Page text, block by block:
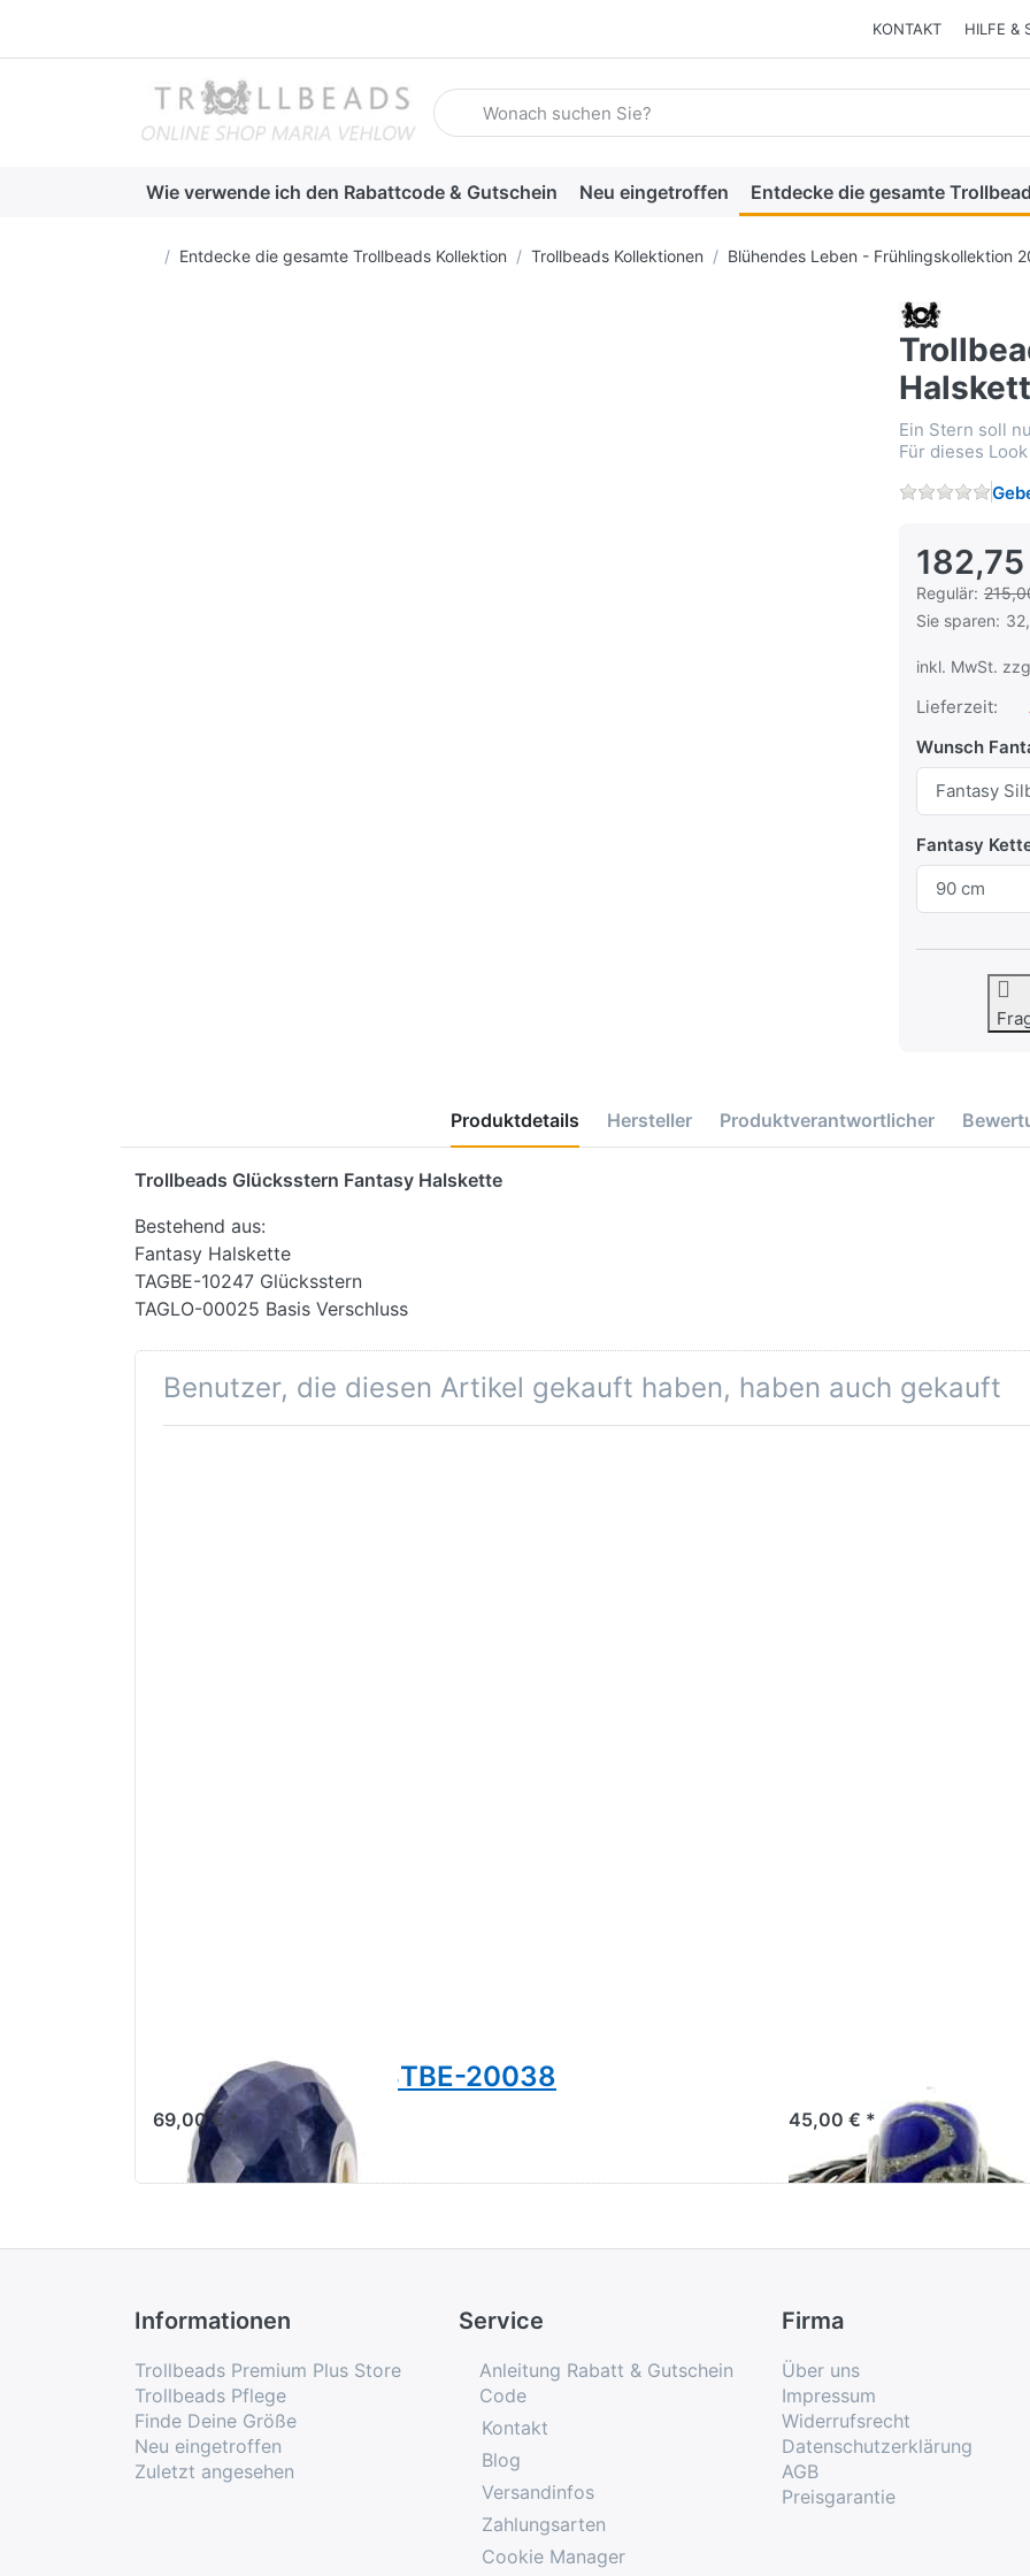
KONTAKT HILFE &
Geben Sie einen Suchbegriff ein. Während Sie tippen, erscheinen
Wie verwende ich den Rabattcode & Gutschein Neu eingetroffen Entdecke die gesamte
Startseite
Entdecke die gesamte Trollbeads Kollektion Trollbeads Kollektionen Blühendes Leben - Frühlingskollektion
Ein Stern soll
Für dieses
Regulär:
Es handelt
Sie sparen:
inkl. MwSt.
Lieferzeit:
Wunsch
Fantasy
Produktdetails Hersteller Produktverantwortlicher
Trollbeads Glücksstern Fantasy Halskette
Bestehend aus:
Fantasy Halskette
TAGBE-10247 Glücksstern
TAGLO-00025 Basis Verschluss
Benutzer, die diesen Artikel gekauft haben, haben auch gekauft
Blauer Sodalith TSTBE-20038
69,00 € *
Unique-
45,00 € *
Informationen
Trollbeads Premium Plus Store
Trollbeads Pflege
Finde Deine Größe
Neu eingetroffen
Zuletzt angesehen
Service
Anleitung Rabatt & Gutschein
Code
Kontakt
Blog
Versandinfos
Zahlungsarten
Cookie Manager
Firma
Über uns
Impressum
Widerrufsrecht
Datenschutzerklärung
AGB
Preisgarantie